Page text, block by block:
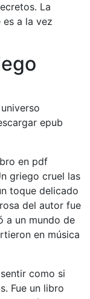
La
a la vez
epub
en pdf
griego cruel las
toque delicado
del autor fue
a un mundo de
en música
como si
Fue un libro